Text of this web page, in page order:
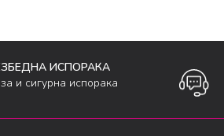
ИСПОРАКА
и сигурна испорака